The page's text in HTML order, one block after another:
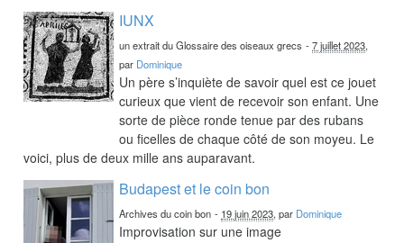
IUNX
un extrait du Glossaire des oiseaux grecs -7 juillet 2023,
par Dominique
Un père s’inquiète de savoir quel est ce jouet
curieux que vient de recevoir son enfant. Une
sorte de pièce ronde tenue par des rubans
ou ficelles de chaque côté de son moyeu. Le
voici, plus de deux mille ans auparavant.
Budapest et le coin bon
Archives du coin bon - 19 juin 2023, par Dominique
Improvisation sur une image